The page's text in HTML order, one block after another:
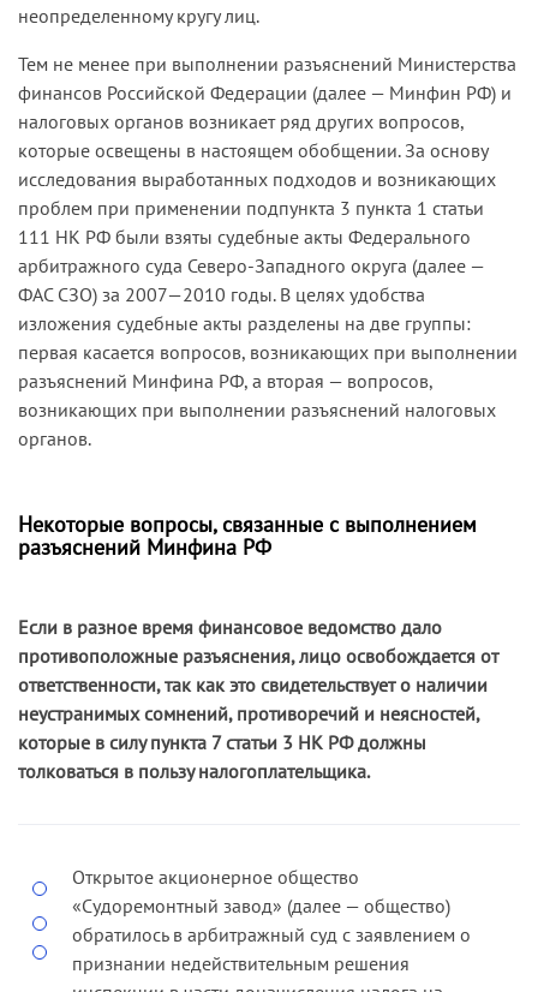
неопределенному кругу лиц.
Тем не менее при выполнении разъяснений Министерства
финансов Российской Федерации (далее — Минфин РФ) и
налоговых органов возникает ряд других вопросов,
которые освещены в настоящем обобщении. За основу
исследования выработанных подходов и возникающих
проблем при применении подпункта 3 пункта 1 статьи
111 НК РФ были взяты судебные акты Федерального
арбитражного суда Северо-Западного округа (далее —
ФАС СЗО) за 2007—2010 годы. В целях удобства
изложения судебные акты разделены на две группы:
первая касается вопросов, возникающих при выполнении
разъяснений Минфина РФ, а вторая — вопросов,
возникающих при выполнении разъяснений налоговых
органов.
Некоторые вопросы, связанные с выполнением
разъяснений Минфина РФ
Если в разное время финансовое ведомство дало
противоположные разъяснения, лицо освобождается от
ответственности, так как это свидетельствует о наличии
неустранимых сомнений, противоречий и неясностей,
которые в силу пункта 7 статьи 3 НК РФ должны
толковаться в пользу налогоплательщика.
Открытое акционерное общество
«Судоремонтный завод» (далее — общество)
обратилось в арбитражный суд с заявлением о
признании недействительным решения